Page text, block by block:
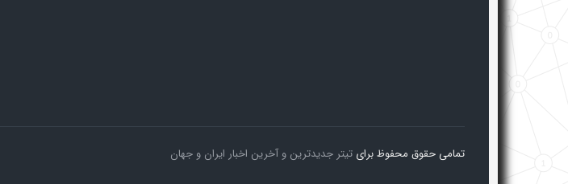
تمامی حقوق محفوظ برای تیتر جدیدترین و آخرین اخبار ایران و جهان